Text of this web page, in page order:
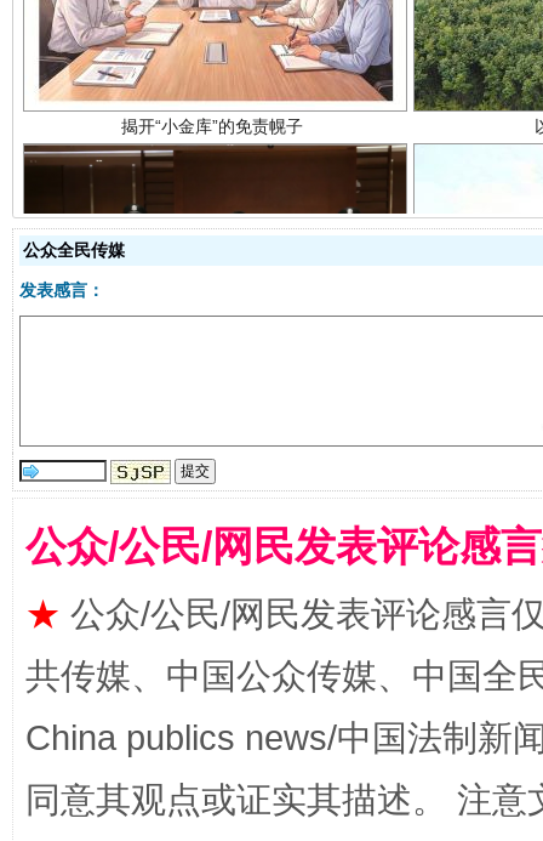
全民健身五年计划来了！等你上场
公众全民传媒
发表感言：
公众/公民/网民发表评论感
★ 公众/公民/网民发表评论感言
共传媒、中国公众传媒、中国全
China publics news/中国法制新
同意其观点或证实其描述。 注